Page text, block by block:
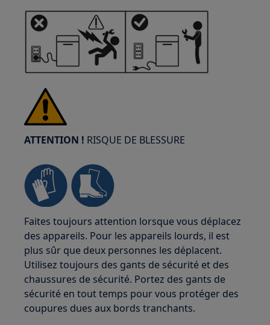
ATTENTION ! RISQUE DE BLESSURE
Faites toujours attention lorsque vous déplacez
des appareils. Pour les appareils lourds, il est
plus sûr que deux personnes les déplacent.
Utilisez toujours des gants de sécurité et des
chaussures de sécurité. Portez des gants de
sécurité en tout temps pour vous protéger des
coupures dues aux bords tranchants.